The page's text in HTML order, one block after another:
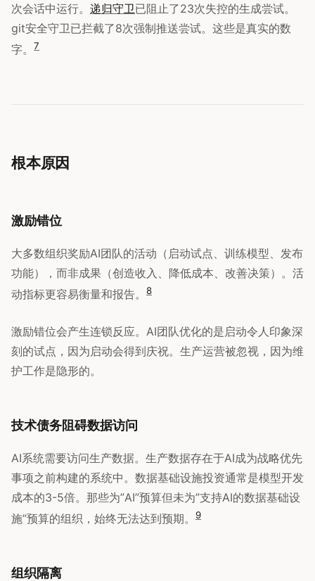
次会话中运行。 递归守卫已阻止了23次失控的生成尝试。
git安全守卫已拦截了8次强制推送尝试。这些是真实的数
字。
7
根本原因
激励错位
大多数组织奖励AI团队的活动（启动试点、训练模型、发布
功能），而非成果（创造收入、降低成本、改善决策）。活
动指标更容易衡量和报告。
8
激励错位会产生连锁反应。AI团队优化的是启动令人印象深
刻的试点，因为启动会得到庆祝。生产运营被忽视，因为维
护工作是隐形的。
技术债务阻碍数据访问
AI系统需要访问生产数据。生产数据存在于AI成为战略优先
事项之前构建的系统中。数据基础设施投资通常是模型开发
成本的3-5倍。那些为”AI”预算但未为”支持AI的数据基础设
施”预算的组织，始终无法达到预期。
9
组织隔离